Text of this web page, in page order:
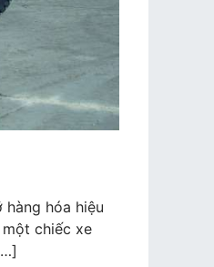
hóa hiệu
chiếc xe